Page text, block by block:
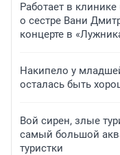
Работает в клинике
о сестре Вани
концерте в
Накипело у
осталась быть
Вой сирен, злые
самый большой
туристки